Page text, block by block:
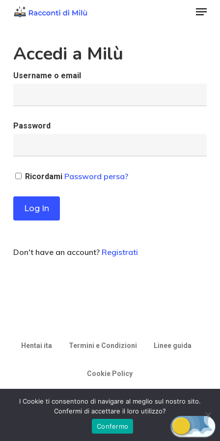
content
Menu
Accedi a Milù
Username o email
Password
Ricordami Password persa?
Don't have an account? Registrati
Hentai ita Termini e Condizioni Linee guida
Cookie Policy
© 2026 Racconti di Milù.
I Cookie ti consentono di navigare al meglio sul nostro sito.
Confermi di accettare il loro utilizzo?
Confermo